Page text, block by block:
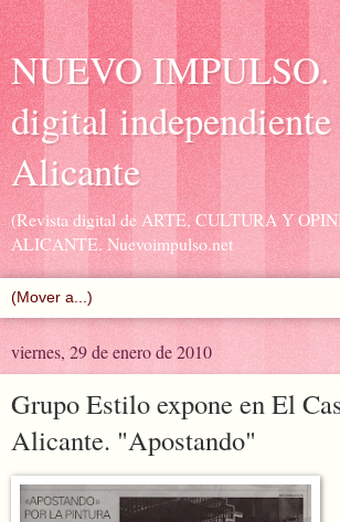
NUEVO IMPULSO.
digital independiente
Alicante
(Revista digital de ARTE, CULTURA Y
ALICANTE. Nuevoimpulso.net
viernes, 29 de enero de 2010
Grupo Estilo expone en El
Alicante. "Apostando"